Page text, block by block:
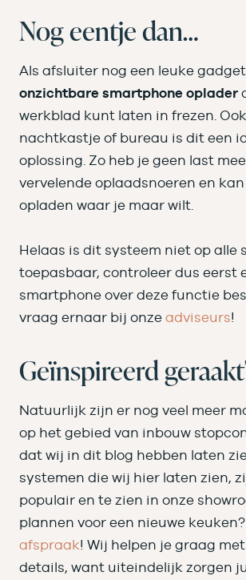
Nog eentje dan…
Als afsluiter nog een leuke
onzichtbare smartphone oplader
werkblad kunt laten in frezen.
nachtkastje of bureau is dit een
oplossing. Zo heb je geen last
vervelende oplaadsnoeren en
opladen waar je maar wilt.
Helaas is dit systeem niet op alle
toepasbaar, controleer dus eerst
smartphone over deze functie
vraag ernaar bij onze adviseurs!
Geïnspireerd
Natuurlijk zijn er nog veel meer
op het gebied van inbouw
dat wij in dit blog hebben laten
systemen die wij hier laten zien,
populair en te zien in onze
plannen voor een nieuwe
afspraak! Wij helpen je graag
details, want uiteindelijk zorgen